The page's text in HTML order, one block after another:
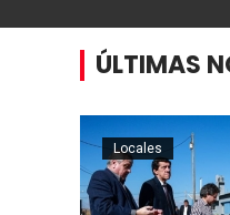
ÚLTIMAS
Locales